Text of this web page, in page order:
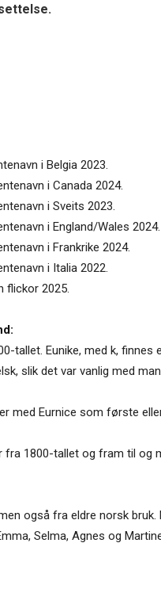
i Belgia 2023.
i Canada 2024.
i Sveits 2023.
i England/Wales 2024.
i Frankrike 2024.
i Italia 2022.
flickor 2025.
tallet. Eunike, med k,
slik det var vanlig med
med Eurnice som første
1800-tallet og fram til og
også fra eldre norsk
Selma, Agnes og